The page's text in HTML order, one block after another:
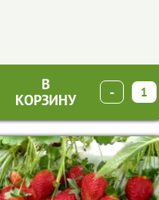
В
КОРЗИНУ
-